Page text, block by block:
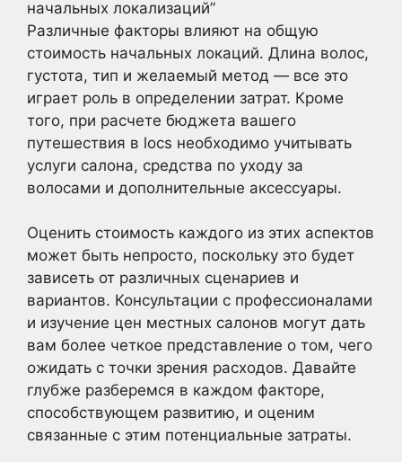
начальных локализаций”
Различные факторы влияют на общую
стоимость начальных локаций. Длина волос,
густота, тип и желаемый метод — все это
играет роль в определении затрат. Кроме
того, при расчете бюджета вашего
путешествия в locs необходимо учитывать
услуги салона, средства по уходу за
волосами и дополнительные аксессуары.
Оценить стоимость каждого из этих аспектов
может быть непросто, поскольку это будет
зависеть от различных сценариев и
вариантов. Консультации с профессионалами
и изучение цен местных салонов могут дать
вам более четкое представление о том, чего
ожидать с точки зрения расходов. Давайте
глубже разберемся в каждом факторе,
способствующем развитию, и оценим
связанные с этим потенциальные затраты.